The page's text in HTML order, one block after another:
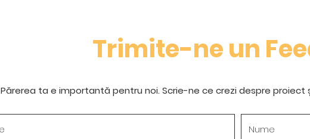
Trimite-ne un
Părerea ta e importantă pentru noi. Scrie-ne ce crezi despre proiect